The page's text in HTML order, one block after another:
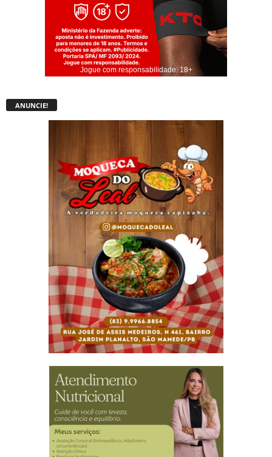
Jogue com responsabilidade. 18+
ANUNCIE!